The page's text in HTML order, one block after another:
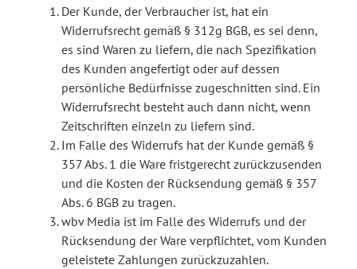
Der Kunde, der Verbraucher ist, hat ein
Widerrufsrecht gemäß § 312g BGB, es sei denn,
es sind Waren zu liefern, die nach Spezifikation
des Kunden angefertigt oder auf dessen
persönliche Bedürfnisse zugeschnitten sind. Ein
Widerrufsrecht besteht auch dann nicht, wenn
Zeitschriften einzeln zu liefern sind.
Im Falle des Widerrufs hat der Kunde gemäß §
357 Abs. 1 die Ware fristgerecht zurückzusenden
und die Kosten der Rücksendung gemäß § 357
Abs. 6 BGB zu tragen.
wbv Media ist im Falle des Widerrufs und der
Rücksendung der Ware verpflichtet, vom Kunden
geleistete Zahlungen zurückzuzahlen.